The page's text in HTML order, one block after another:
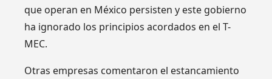
que operan en México persisten y este gobierno
ha ignorado los principios acordados en el T-
MEC.
Otras empresas comentaron el estancamiento